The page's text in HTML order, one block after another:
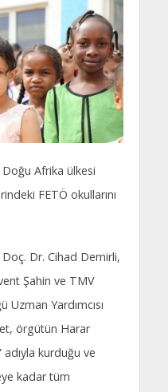
Afrika ülkesi
FETÖ okullarını
Dr. Cihad Demirli,
Şahin ve TMV
Yardımcısı
örgütün Harar
kurduğu ve
kadar tüm